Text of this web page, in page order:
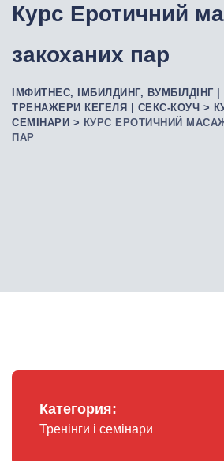
Курс Еротичний
закоханих пар
ІМФИТНЕС, ІМБИЛДИНГ, ВУМБІЛДІНГ
ТРЕНАЖЕРИ КЕГЕЛЯ | СЕКС-КОУЧ >
СЕМІНАРИ > КУРС ЕРОТИЧНИЙ
ПАР
Категория:
Тренінги і семінари